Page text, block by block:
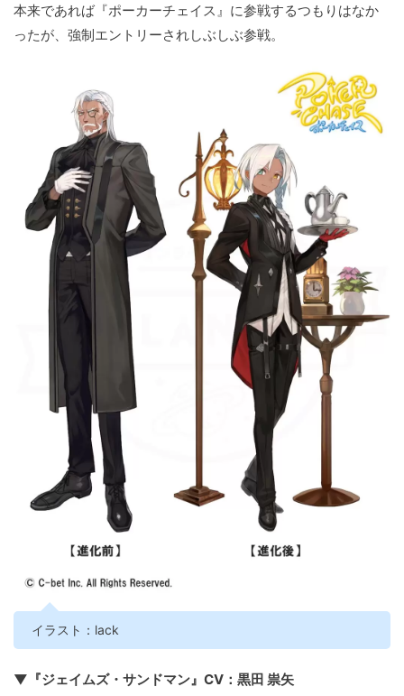
本来であれば『ポーカーチェイス』に参戦するつもりはなか
ったが、強制エントリーされしぶしぶ参戦。
イラスト：lack
▼『ジェイムズ・サンドマン』CV：黒田 祟矢